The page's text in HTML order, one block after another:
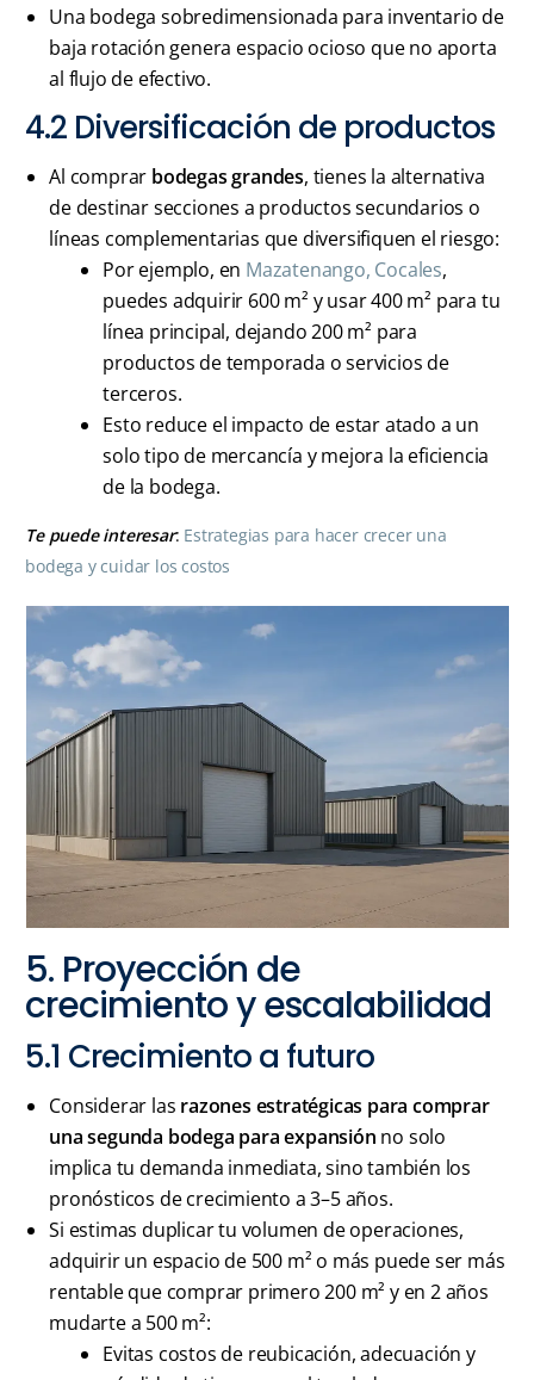
Una bodega sobredimensionada para inventario de
baja rotación genera espacio ocioso que no aporta
al flujo de efectivo.
4.2 Diversificación de productos
Al comprar bodegas grandes, tienes la alternativa
de destinar secciones a productos secundarios o
líneas complementarias que diversifiquen el riesgo:
Por ejemplo, en Mazatenango, Cocales,
puedes adquirir 600 m² y usar 400 m² para tu
línea principal, dejando 200 m² para
productos de temporada o servicios de
terceros.
Esto reduce el impacto de estar atado a un
solo tipo de mercancía y mejora la eficiencia
de la bodega.
Te puede interesar: Estrategias para hacer crecer una
bodega y cuidar los costos
5. Proyección de
crecimiento y escalabilidad
5.1 Crecimiento a futuro
Considerar las razones estratégicas para comprar
una segunda bodega para expansión no solo
implica tu demanda inmediata, sino también los
pronósticos de crecimiento a 3–5 años.
Si estimas duplicar tu volumen de operaciones,
adquirir un espacio de 500 m² o más puede ser más
rentable que comprar primero 200 m² y en 2 años
mudarte a 500 m²:
Evitas costos de reubicación, adecuación y